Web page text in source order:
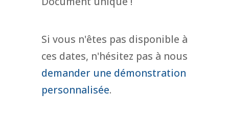
Si vous n'êtes pas disponible à
ces dates, n'hésitez pas à nous
demander une démonstration
personnalisée.